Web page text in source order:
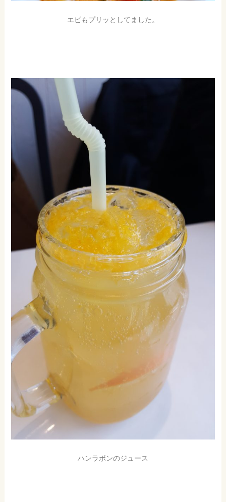
エビもプリッとしてました。
ハンラボンのジュース